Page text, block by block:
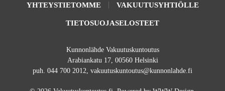
YHTEYSTIETOMME VAKUUTUSYHTIÖLLE
TIETOSUOJASELOSTEET
Kunnonlähde Vakuutuskuntoutus
Arabiankatu 17, 00560 Helsinki
puh. 044 700 2012, vakuutuskuntoutus@kunnonlahde.fi